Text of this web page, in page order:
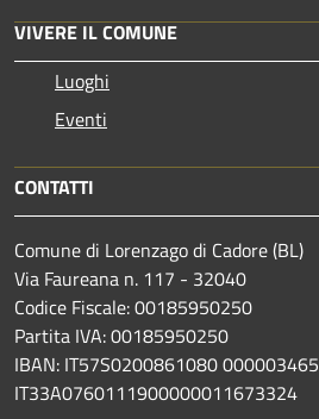
VIVERE IL COMUNE
Luoghi
Eventi
CONTATTI
Comune di Lorenzago di Cadore (BL)
Via Faureana n. 117 - 32040
Codice Fiscale: 00185950250
Partita IVA: 00185950250
IBAN: IT57S0200861080 000003465
IT33A0760111900000011673324